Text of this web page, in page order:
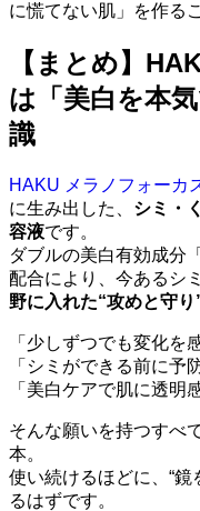
に慌てない肌」を作る
【まとめ】
は「美白を本
識
HAKU メラノフォーカ
に生み出した、 シミ・
容液です。
ダブルの美白有効成分
配合により、今あるシ
野に入れた“攻めと守り
「少しずつでも変化を
「シミができる前に予
「美白ケアで肌に透明
そんな願いを持つすべ
本。
使い続けるほどに、“鏡
るはずです。